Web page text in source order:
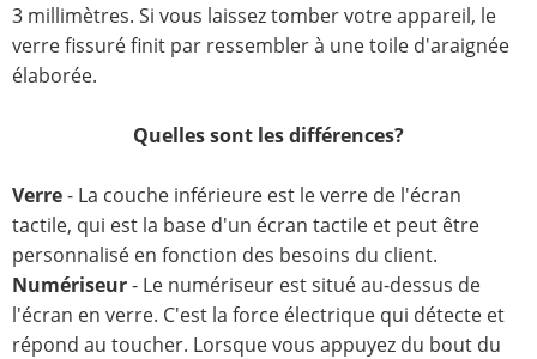
3 millimètres. Si vous laissez tomber votre appareil, le
verre fissuré finit par ressembler à une toile d'araignée
élaborée.
Quelles sont les différences?
Verre- La couche inférieure est le verre de l'écran
tactile, qui est la base d'un écran tactile et peut être
personnalisé en fonction des besoins du client.
Numériseur- Le numériseur est situé au-dessus de
l'écran en verre. C'est la force électrique qui détecte et
répond au toucher. Lorsque vous appuyez du bout du